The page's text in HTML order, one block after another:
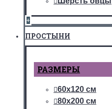
+
ПРОСТЫНИ
РАЗМЕРЫ
60х120 см
80х200 см